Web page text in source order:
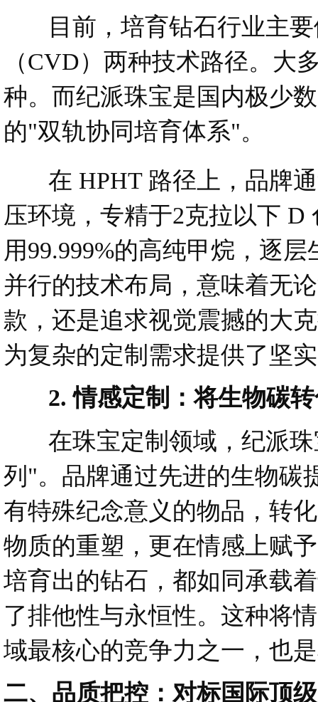
目前，培育钻石行业主要
（CVD）两种技术路径。大
种。而纪派珠宝是国内极少
的"双轨协同培育体系"。
在 HPHT 路径上，品牌通
压环境，专精于2克拉以下
用99.999%的高纯甲烷，逐
并行的技术布局，意味着无
款，还是追求视觉震撼的大
为复杂的定制需求提供了坚
2. 情感定制：将生物碳转
在珠宝定制领域，纪派珠
列"。品牌通过先进的生物碳
有特殊纪念意义的物品，转
物质的重塑，更在情感上赋
培育出的钻石，都如同承载
了排他性与永恒性。这种将
域最核心的竞争力之一，也
二、品质把控：对标国际顶